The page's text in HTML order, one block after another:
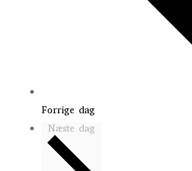
Forrige dag
Næste dag